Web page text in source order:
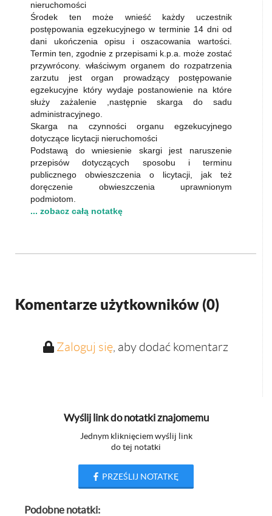
nieruchomości
Środek ten może wnieść każdy uczestnik
postępowania egzekucyjnego w terminie 14 dni od
dani ukończenia opisu i oszacowania wartości.
Termin ten, zgodnie z przepisami k.p.a. może zostać
przywrócony. właściwym organem do rozpatrzenia
zarzutu jest organ prowadzący postępowanie
egzekucyjne który wydaje postanowienie na które
służy zażalenie ,następnie skarga do sadu
administracyjnego.
Skarga na czynności organu egzekucyjnego
dotyczące licytacji nieruchomości
Podstawą do wniesienie skargi jest naruszenie
przepisów dotyczących sposobu i terminu
publicznego obwieszczenia o licytacji, jak też
doręczenie obwieszczenia uprawnionym
podmiotom.
... zobacz całą notatkę
Komentarze użytkowników (0)
Zaloguj się, aby dodać komentarz
Wyślij link do notatki znajomemu
Jednym kliknięciem wyślij link
do tej notatki
PRZEŚLIJ NOTATKĘ
Podobne notatki: